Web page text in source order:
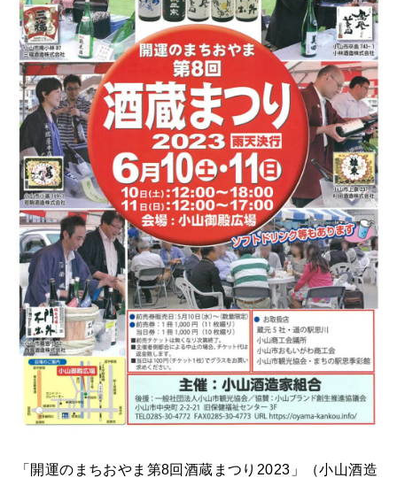
「開運のまちおやま第8回酒蔵まつり2023」（小山酒造